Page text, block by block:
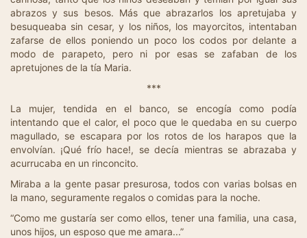
abrazos y sus besos. Más que abrazarlos los apretujaba y
besuqueaba sin cesar, y los niños, los mayorcitos, intentaban
zafarse de ellos poniendo un poco los codos por delante a
modo de parapeto, pero ni por esas se zafaban de los
apretujones de la tía Maria.
***
La mujer, tendida en el banco, se encogía como podía
intentando que el calor, el poco que le quedaba en su cuerpo
magullado, se escapara por los rotos de los harapos que la
envolvían. ¡Qué frío hace!, se decía mientras se abrazaba y
acurrucaba en un rinconcito.
Miraba a la gente pasar presurosa, todos con varias bolsas en
la mano, seguramente regalos o comidas para la noche.
“Como me gustaría ser como ellos, tener una familia, una casa,
unos hijos, un esposo que me amara...”